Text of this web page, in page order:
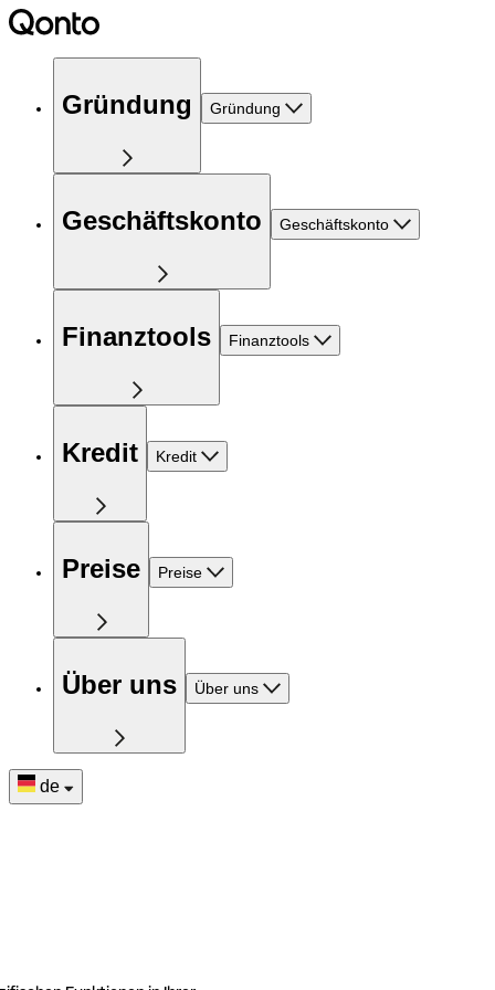
Gründung Gründung
Geschäftskonto Geschäftskonto
Finanztools Finanztools
Kredit Kredit
Preise Preise
Über uns Über uns
de